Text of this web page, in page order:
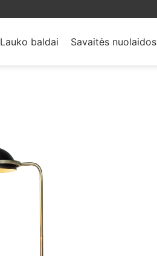
Lauko baldai Savaitės nuolaidos